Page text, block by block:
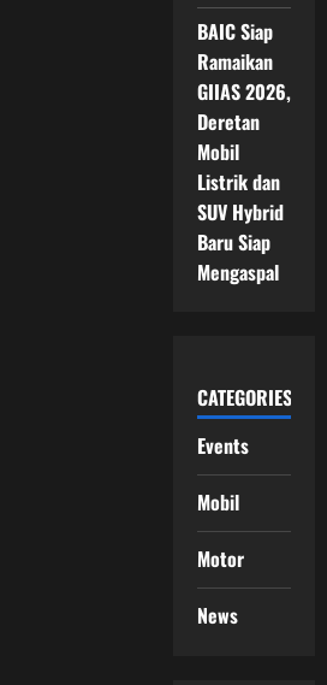
BAIC Siap
Ramaikan
GIIAS 2026,
Deretan
Mobil
Listrik dan
SUV Hybrid
Baru Siap
Mengaspal
CATEGORIES
Events
Mobil
Motor
News